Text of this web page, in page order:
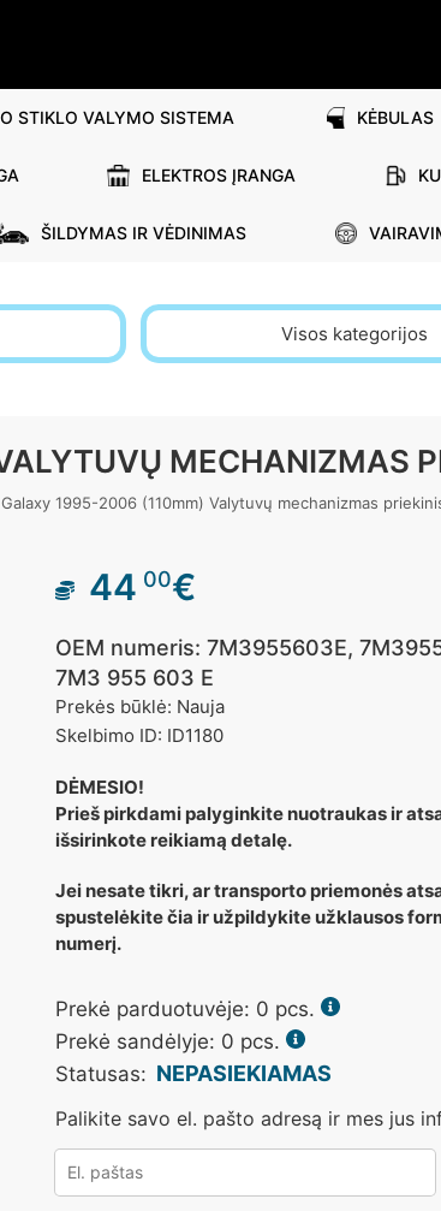
STIKLO VALYMO SISTEMA KĖBULAS
ELEKTROS ĮRANGA
ŠILDYMAS IR VĖDINIMAS
Visos kategorijos
MECHANIZMAS
1995-2006 (110mm) Valytuvų mechanizmas
44 00€
OEM numeris: 7M3955603E,
7M3 955 603 E
Prekės būklė: Nauja
Skelbimo ID: ID1180
DĖMESIO!
Prieš pirkdami palyginkite nuotraukas ir
išsirinkote reikiamą detalę.
Jei nesate tikri, ar transporto priemonės
spustelėkite čia ir užpildykite užklausos
numerį.
Prekė parduotuvėje: 0 pcs.
Prekė sandėlyje: 0 pcs.
Statusas: NEPASIEKIAMAS
Palikite savo el. pašto adresą ir mes jus